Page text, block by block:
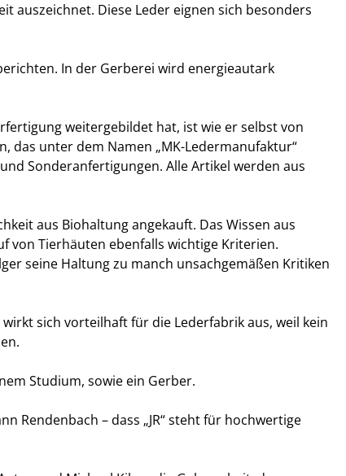
auszeichnet. Diese Leder eignen sich besonders
In der Gerberei wird energieautark
weitergebildet hat, ist wie er selbst von
das unter dem Namen „MK-Ledermanufaktur“
Sonderanfertigungen. Alle Artikel werden aus
aus Biohaltung angekauft. Das Wissen aus
von Tierhäuten ebenfalls wichtige Kriterien.
seine Haltung zu manch unsachgemäßen Kritiken
sich vorteilhaft für die Lederfabrik aus, weil kein
Studium, sowie ein Gerber.
Rendenbach – dass „JR“ steht für hochwertige